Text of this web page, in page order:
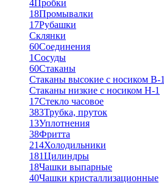
4Пробки
18Промывалки
17Рубашки
Склянки
60Соединения
1Сосуды
60Стаканы
Стаканы высокие с носиком В-1
Стаканы низкие с носиком Н-1
17Стекло часовое
383Трубка, пруток
13Уплотнения
38Фритта
214Холодильники
181Цилиндры
18Чашки выпарные
40Чашки кристаллизационные